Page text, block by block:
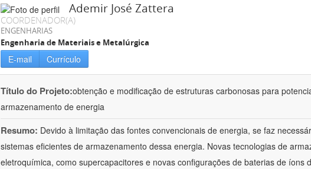
Ademir José Zattera
COORDENADOR(A)
ENGENHARIAS
Engenharia de Materiais e Metalúrgica
E-mail Currículo
Título do Projeto:obtenção e modificação de estruturas carbonosas para
armazenamento de energia
Resumo: Devido à limitação das fontes convencionais de energia, se faz
sistemas eficientes de armazenamento dessa energia. Novas tecnologias de
eletroquímica, como supercapacitores e novas configurações de baterias de íons